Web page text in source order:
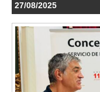
27/08/2025